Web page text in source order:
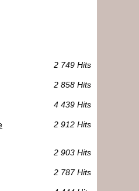
2 749 Hits
2 858 Hits
4 439 Hits
2 912 Hits
2 903 Hits
2 787 Hits